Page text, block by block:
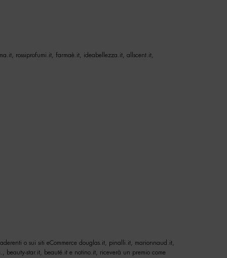
rossiprofumi.it, farmaè.it, ideabellezza.it, allscent.it,
o sui siti eCommerce douglas.it, pinalli.it, marionnaud.it,
beauty-star.it, beauté.it e notino.it, riceverà un premio come